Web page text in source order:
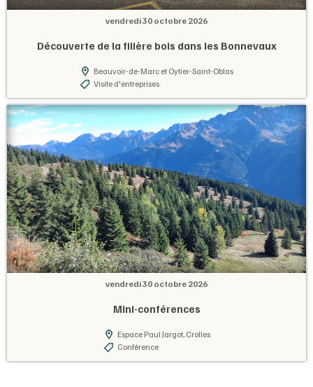
vendredi 30 octobre 2026
Découverte de la filière bois dans les Bonnevaux
Beauvoir-de-Marc et Oytier-Saint-Oblas
Visite d'entreprises
vendredi 30 octobre 2026
Mini-conférences
Espace Paul Jargot, Crolles
Conférence